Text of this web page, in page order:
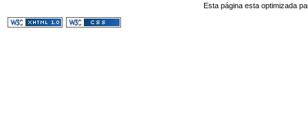
Esta página esta optimizada